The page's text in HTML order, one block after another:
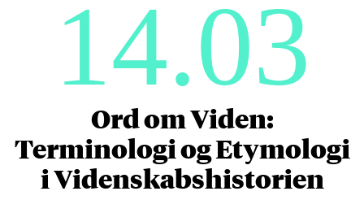
14.03
Ord om Viden:
Terminologi og Etymologi
i Videnskabshistorien